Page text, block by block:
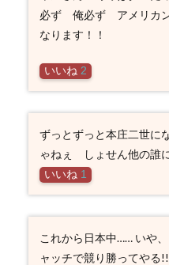
必ず 俺必ず アメリカン
なります！！
いいね 2
ずっとずっと本庄二世に
ゃねぇ しょせん他の誰
いいね 1
これから日本中…… いや
ャッチで競り勝ってやる!!